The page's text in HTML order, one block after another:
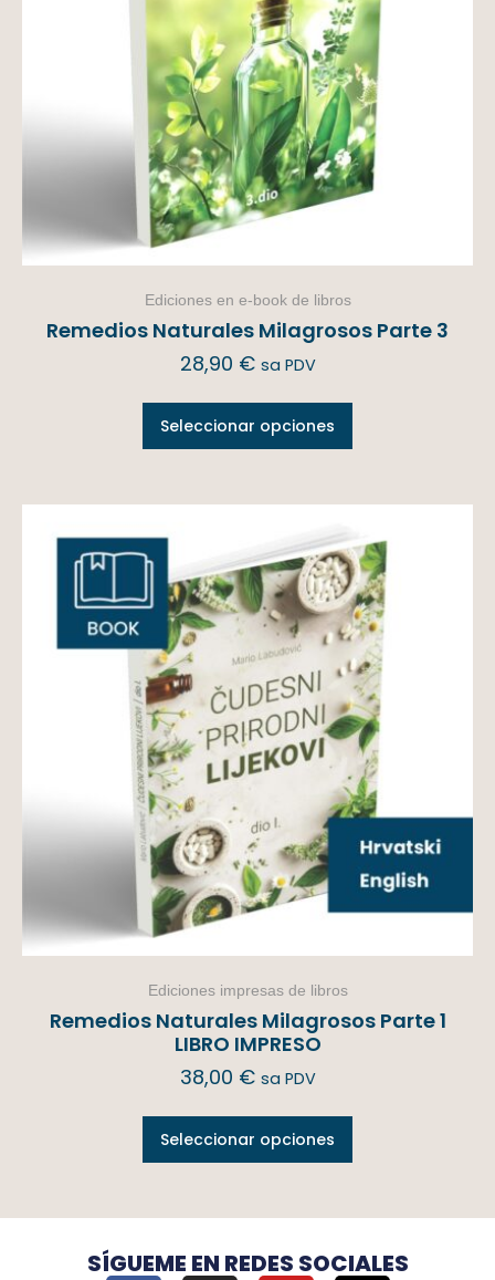
Ediciones en e-book de libros
Remedios Naturales Milagrosos Parte 3
28,90 € sa PDV
Seleccionar opciones
Ediciones impresas de libros
Remedios Naturales Milagrosos Parte 1
LIBRO IMPRESO
38,00 € sa PDV
Seleccionar opciones
SÍGUEME EN REDES SOCIALES